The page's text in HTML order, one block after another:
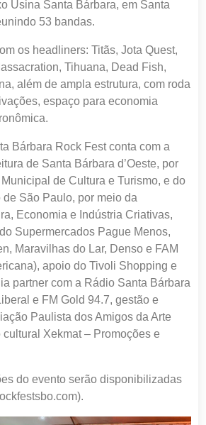
Usina Santa Bárbara, em Santa
53 bandas.
os headliners: Titãs, Jota Quest,
Tihuana, Dead Fish,
além de ampla estrutura, com roda
espaço para economia
Bárbara Rock Fest conta com a
de Santa Bárbara d’Oeste, por
de Cultura e Turismo, e do
São Paulo, por meio da
Economia e Indústria Criativas,
Supermercados Pague Menos,
Maravilhas do Lar, Denso e FAM
apoio do Tivoli Shopping e
partner com a Rádio Santa Bárbara
e FM Gold 94.7, gestão e
Paulista dos Amigos da Arte
Xekmat – Promoções e
do evento serão disponibilizadas